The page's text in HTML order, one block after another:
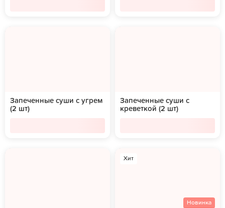
Запеченные суши с угрем
(2 шт)
Запеченные суши с
креветкой (2 шт)
Хит
Новинка